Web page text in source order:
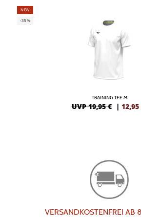
NEW
-35%
TRAINING TEE M
UVP 19,95 € | 12,95
VERSANDKOSTENFREI AB